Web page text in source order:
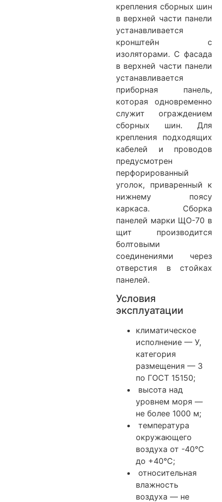
крепления сборных шин
в верхней части панели
устанавливается
кронштейн с
изоляторами. С фасада
в верхней части панели
устанавливается
приборная панель,
которая одновременно
служит ограждением
сборных шин. Для
крепления подходящих
кабелей и проводов
предусмотрен
перфорированный
уголок, приваренный к
нижнему поясу
каркаса. Сборка
панелей марки ЩО-70 в
щит производится
болтовыми
соединениями через
отверстия в стойках
панелей.
Условия
эксплуатации
климатическое
исполнение — У,
категория
размещения — 3
по ГОСТ 15150;
высота над
уровнем моря —
не более 1000 м;
температура
окружающего
воздуха от -40°С
до +40°С;
относительная
влажность
воздуха — не